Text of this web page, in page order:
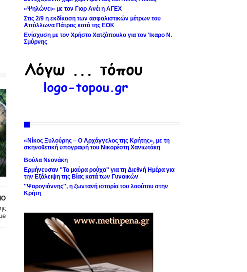
«Ψηλώνει» με τον Γιορ Ανέι η ΑΓΕΧ
Στις 2/9 η εκδίκαση των ασφαλιστικών μέτρων του
Απόλλωνα Πάτρας κατά της ΕΟΚ
Ενίσχυση με τον Χρήστο Χατζόπουλο για τον Ίκαρο Ν.
Σμύρνης
«Νίκος Ξυλούρης – Ο Αρχάγγελος της Κρήτης», με τη
σκηνοθετική υπογραφή του Νικορέστη Χανιωτάκη
Βούλα Νεονάκη
Ερμήνευσαν "Τα μαύρα ρούχα" για τη Διεθνή Ημέρα για
την Εξάλειψη της Βίας κατά των Γυναικών
''Ψαρογιάννης'', η ζωντανή ιστορία του λαούτου στην
Κρήτη